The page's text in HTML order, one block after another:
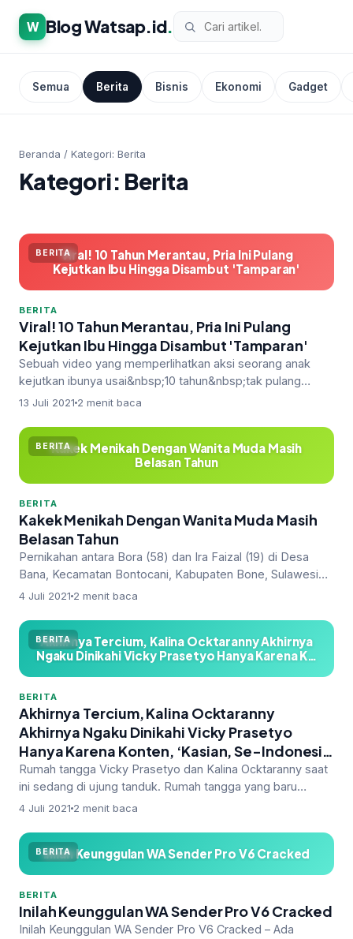
W Blog Watsap.id.
Semua Berita Bisnis Ekonomi Gadget
Beranda / Kategori: Berita
Kategori: Berita
BERITAViral! 10 Tahun Merantau, Pria Ini Pulang
Kejutkan Ibu Hingga Disambut 'Tamparan'
BERITA
Viral! 10 Tahun Merantau, Pria Ini Pulang
Kejutkan Ibu Hingga Disambut 'Tamparan'
Sebuah video yang memperlihatkan aksi seorang anak
kejutkan ibunya usai&nbsp;10 tahun&nbsp;tak pulang
karena&nbsp;merantau&nbsp;vi…
13 Juli 2021 2 menit baca
BERITA
Kakek Menikah Dengan Wanita Muda Masih
Belasan Tahun
BERITA
Kakek Menikah Dengan Wanita Muda Masih
Belasan Tahun
Pernikahan antara Bora (58) dan Ira Faizal (19) di Desa
Bana, Kecamatan Bontocani, Kabupaten Bone, Sulawesi
Selatan pada Rabu (7/4…
4 Juli 2021 2 menit baca
BERITA
Akhirnya Tercium, Kalina Ocktaranny Akhirnya
Ngaku Dinikahi Vicky Prasetyo Hanya Karena K…
BERITA
Akhirnya Tercium, Kalina Ocktaranny
Akhirnya Ngaku Dinikahi Vicky Prasetyo
Hanya Karena Konten, ‘Kasian, Se-Indonesia
Sudah Terlanjur Tahu Aku akan Nikahin Kamu’
Rumah tangga Vicky Prasetyo dan Kalina Ocktaranny saat
ini sedang di ujung tanduk. Rumah tangga yang baru
terjalin dua bulan laman…
4 Juli 2021 2 menit baca
BERITA
Inilah Keunggulan WA Sender Pro V6 Cracked
BERITA
Inilah Keunggulan WA Sender Pro V6 Cracked
Inilah Keunggulan WA Sender Pro V6 Cracked – Ada